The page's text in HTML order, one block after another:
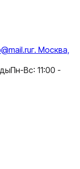
г. Москва,
Пн-Вс: 11:00 -